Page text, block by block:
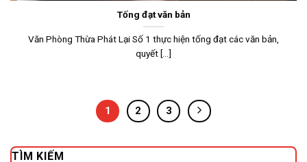
Tống đạt văn bản
Văn Phòng Thừa Phát Lại Số 1 thực hiện tống đạt các văn bản,
quyết [...]
1 2 3
TÌM KIẾM